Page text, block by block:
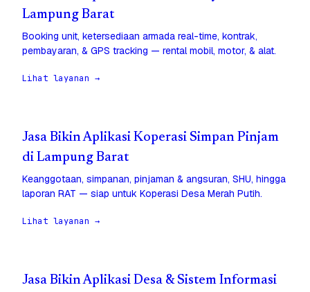
Lampung Barat
Booking unit, ketersediaan armada real-time, kontrak,
pembayaran, & GPS tracking — rental mobil, motor, & alat.
Lihat layanan →
Jasa Bikin Aplikasi Koperasi Simpan Pinjam
di Lampung Barat
Keanggotaan, simpanan, pinjaman & angsuran, SHU, hingga
laporan RAT — siap untuk Koperasi Desa Merah Putih.
Lihat layanan →
Jasa Bikin Aplikasi Desa & Sistem Informasi